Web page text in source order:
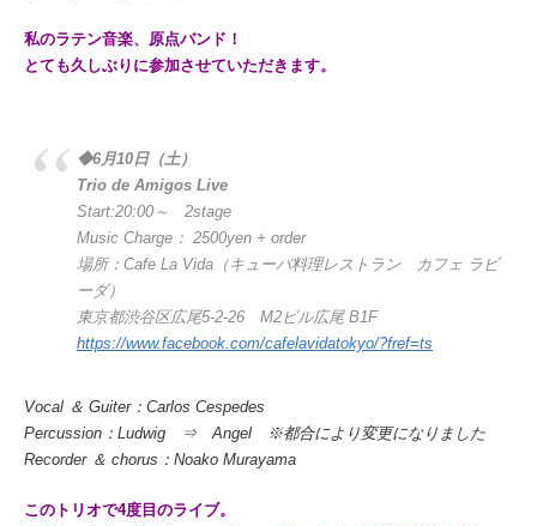
私のラテン音楽、原点バンド！
とても久しぶりに参加させていただきます。
◆6月10日（土）
Trio de Amigos Live
Start:20:00～ 2stage
Music Charge： 2500yen + order
場所：Cafe La Vida（キューバ料理レストラン カフェ ラビ
ーダ）
東京都渋谷区広尾5-2-26 M2ビル広尾 B1F
https://www.facebook.com/cafelavidatokyo/?fref=ts
Vocal ＆ Guiter：Carlos Cespedes
Percussion：Ludwig ⇒ Angel ※都合により変更になりました
Recorder ＆ chorus：Noako Murayama
このトリオで4度目のライブ。